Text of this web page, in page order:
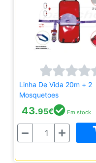
Linha De Vida 20m + 2
Mosquetoes
43.95€ Em stock
Quantidade